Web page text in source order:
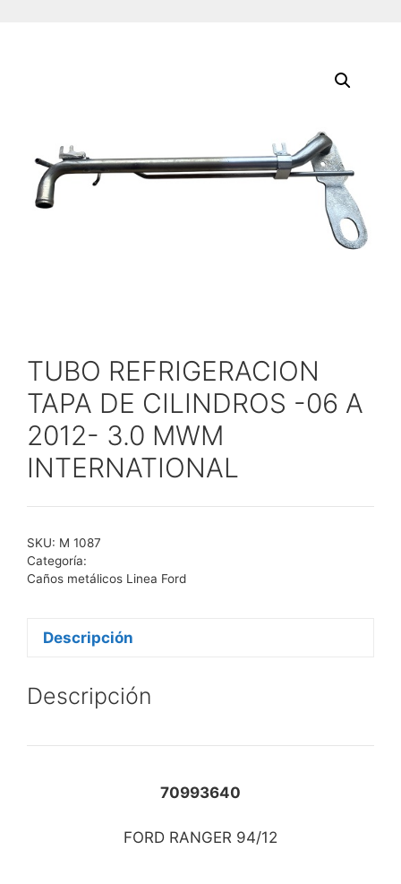
TUBO REFRIGERACION
TAPA DE CILINDROS -06 A
2012- 3.0 MWM
INTERNATIONAL
SKU: M 1087
Categoría:
Caños metálicos Linea Ford
Descripción
Descripción
70993640
FORD RANGER 94/12